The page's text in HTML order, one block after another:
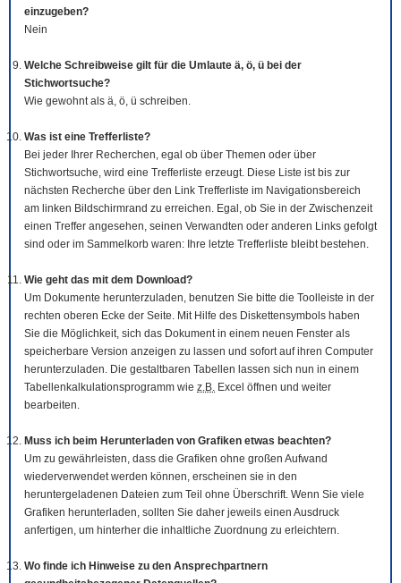
einzugeben?
Nein
Welche Schreibweise gilt für die Umlaute ä, ö, ü bei der
Stichwortsuche?
Wie gewohnt als ä, ö, ü schreiben.
Was ist eine Trefferliste?
Bei jeder Ihrer Recherchen, egal ob über Themen oder über
Stichwortsuche, wird eine Trefferliste erzeugt. Diese Liste ist bis zur
nächsten Recherche über den Link Trefferliste im Navigationsbereich
am linken Bildschirmrand zu erreichen. Egal, ob Sie in der Zwischenzeit
einen Treffer angesehen, seinen Verwandten oder anderen Links gefolgt
sind oder im Sammelkorb waren: Ihre letzte Trefferliste bleibt bestehen.
Wie geht das mit dem Download?
Um Dokumente herunterzuladen, benutzen Sie bitte die Tool leiste in der
rechten oberen Ecke der Seite. Mit Hilfe des Diskettensymbols haben
Sie die Möglichkeit, sich das Dokument in einem neuen Fenster als
speicherbare Version anzeigen zu lassen und sofort auf ihren Computer
herunterzuladen. Die gestaltbaren Tabellen lassen sich nun in einem
Tabellenkalkulationsprogramm wie z.B. Excel öffnen und weiter
bearbeiten.
Muss ich beim Herunterladen von Grafiken etwas beachten?
Um zu gewährleisten, dass die Grafiken ohne großen Aufwand
wiederverwendet werden können, erscheinen sie in den
heruntergeladenen Dateien zum Teil ohne Überschrift. Wenn Sie viele
Grafiken herunterladen, sollten Sie daher jeweils einen Ausdruck
anfertigen, um hinterher die inhaltliche Zuordnung zu erleichtern.
Wo finde ich Hinweise zu den Ansprechpartnern